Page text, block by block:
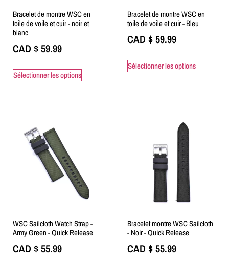
Bracelet de montre WSC en
toile de voile et cuir - noir et
blanc
CAD $59.99
Sélectionner les options
Bracelet de montre WSC en
toile de voile et cuir - Bleu
CAD $59.99
Sélectionner les options
WSC Sailcloth Watch Strap -
Army Green - Quick Release
CAD $55.99
Bracelet montre WSC Sailcloth
- Noir - Quick Release
CAD $55.99